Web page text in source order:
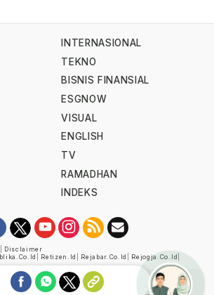
INTERNASIONAL
TEKNO
BISNIS FINANSIAL
ESGNOW
VISUAL
ENGLISH
TV
RAMADHAN
INDEKS
Disclaimer
Retizen.id Rejabar.co.id Rejogja.co.id
diverifikasi oleh Dewan Pers